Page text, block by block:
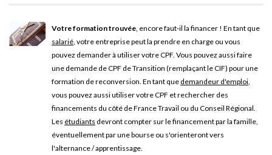
Votre formation trouvée , encore faut-il la financer ! En tant que
salarié , votre entreprise peut la prendre en charge ou vous
pouvez demander à utiliser votre CPF. Vous pouvez aussi faire
une demande de CPF de Transition (remplaçant le CIF) pour une
formation de reconversion. En tant que demandeur d'emploi
vous pouvez aussi utiliser votre CPF et rechercher des
financements du côté de France Travail ou du Conseil Régional.
Les étudiants devront compter sur le financement par la famille,
éventuellement par une bourse ou s'orienteront vers
l'alternance / apprentissage.